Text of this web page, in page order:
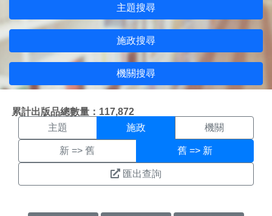
主題搜尋
施政搜尋
機關搜尋
累計出版品總數量：117,872
施政搜尋結果頁面
主題 施政 機關
新 => 舊 舊 => 新
匯出查詢